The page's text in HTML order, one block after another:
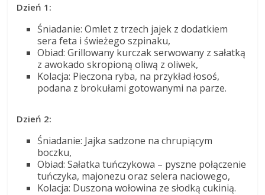
Dzień 1:
Śniadanie: Omlet z trzech jajek z dodatkiem
sera feta i świeżego szpinaku,
Obiad: Grillowany kurczak serwowany z sałatką
z awokado skropioną oliwą z oliwek,
Kolacja: Pieczona ryba, na przykład łosoś,
podana z brokułami gotowanymi na parze.
Dzień 2:
Śniadanie: Jajka sadzone na chrupiącym
boczku,
Obiad: Sałatka tuńczykowa – pyszne połączenie
tuńczyka, majonezu oraz selera naciowego,
Kolacja: Duszona wołowina ze słodką cukinią.